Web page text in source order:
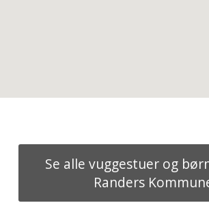
Se alle vuggestuer og
Randers